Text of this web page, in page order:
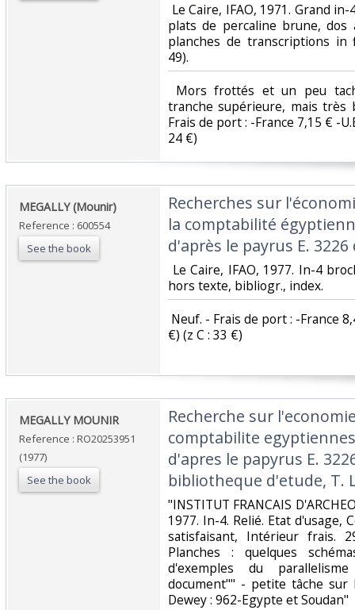
Le Caire, IFAO, 1971. Grand
plats de percaline brune,
planches de transcriptions in
49). ‎
Mors frottés et un peu
tranche supérieure, mais
Frais de port : -France 7,15 € -
24 €) ‎
‎MEGALLY (Mounir)‎
Reference : 600554
See the book
‎Recherches sur
la comptabilité
d'après le payrus E.
Le Caire, IFAO, 1977. In-4
hors texte, bibliogr., index. ‎
Neuf. - Frais de port : -France
€) (z C : 33 €) ‎
‎MEGALLY MOUNIR‎
Reference : RO20253951
(1977)
See the book
‎Recherche sur
comptabilite
d'apres le papyrus E.
bibliotheque d'etude, T.
‎"INSTITUT FRANCAIS
1977. In-4. Relié. Etat d'usage,
satisfaisant, Intérieur frais.
Planches : quelques
d'exemples du
document"" - petite tâche sur
Dewey : 962-Egypte et Soudan"‎